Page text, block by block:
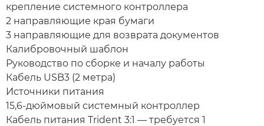
крепление системного контроллера
2 направляющие края бумаги
3 направляющие для возврата документов
Калибровочный шаблон
Руководство по сборке и началу работы
Кабель USB3 (2 метра)
Источники питания
15,6-дюймовый системный контроллер
Кабель питания Trident 3:1 — требуется 1